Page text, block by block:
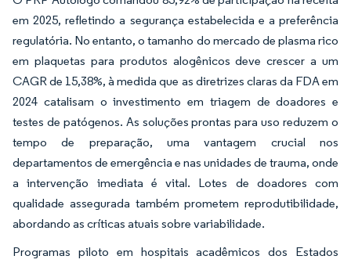
em 2025, refletindo a segurança estabelecida e a preferência
regulatória. No entanto, o tamanho do mercado de plasma rico
em plaquetas para produtos alogênicos deve crescer a um
CAGR de 15,38%, à medida que as diretrizes claras da FDA em
2024 catalisam o investimento em triagem de doadores e
testes de patógenos. As soluções prontas para uso reduzem o
tempo de preparação, uma vantagem crucial nos
departamentos de emergência e nas unidades de trauma, onde
a intervenção imediata é vital. Lotes de doadores com
qualidade assegurada também prometem reprodutibilidade,
abordando as críticas atuais sobre variabilidade.
Programas piloto em hospitais acadêmicos dos Estados